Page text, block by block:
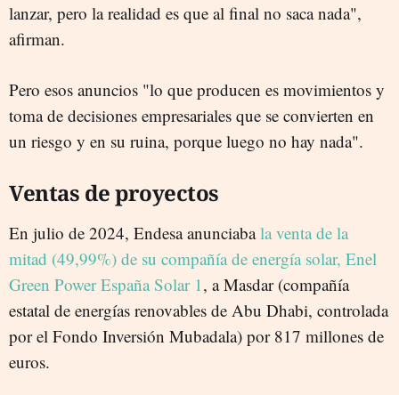
lanzar, pero la realidad es que al final no saca nada",
afirman.
Pero esos anuncios "lo que producen es movimientos y
toma de decisiones empresariales que se convierten en
un riesgo y en su ruina, porque luego no hay nada".
Ventas de proyectos
En julio de 2024, Endesa anunciabala venta de la
mitad (49,99%) de su compañía de energía solar, Enel
Green Power España Solar 1 , a Masdar (compañía
estatal de energías renovables de Abu Dhabi, controlada
por el Fondo Inversión Mubadala) por 817 millones de
euros.